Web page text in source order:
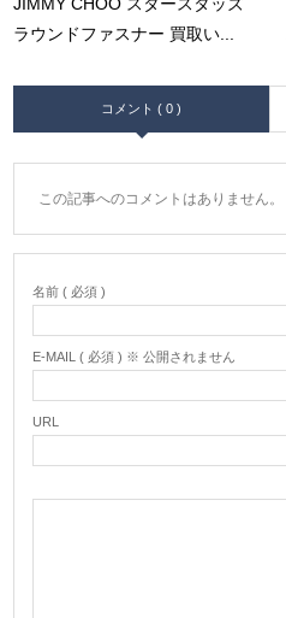
ラウンドファスナー 買取い...
コメント ( 0 )
この記事へのコメントはありません。
名前 ( 必須 )
E-MAIL ( 必須 ) ※ 公開されません
URL